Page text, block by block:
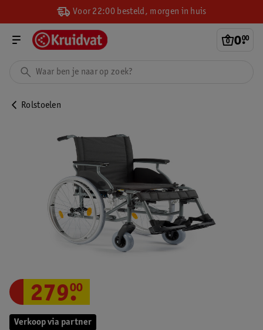
Voor 22:00 besteld, morgen in huis
0.
00
Rolstoelen
Verkoop via partner
279.
00